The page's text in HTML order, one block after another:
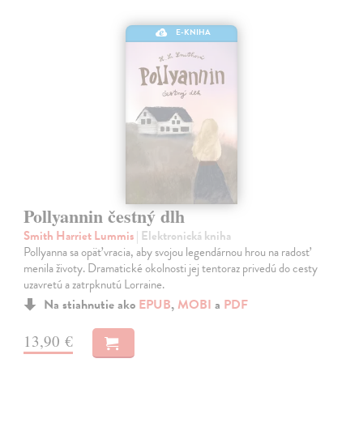
E-KNIHA
Pollyannin čestný dlh
Smith Harriet Lummis| Elektronická kniha
Pollyanna sa opäť vracia, aby svojou legendárnou hrou na radosť
menila životy. Dramatické okolnosti jej tentoraz privedú do cesty
uzavretú a zatrpknutú Lorraine.
Na stiahnutie ako EPUB, MOBI a PDF
13,90 €